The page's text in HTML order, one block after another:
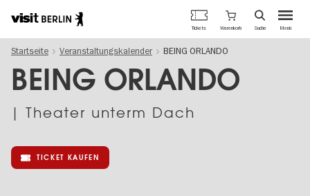
zum
Inhalt
Berlins
offizielles
Tourismusportal
Menü
Tickets Warenkorb Suche
Startseite Veranstaltungskalender BEING ORLANDO
BEING ORLANDO
| Theater unterm Dach
TICKET KAUFEN